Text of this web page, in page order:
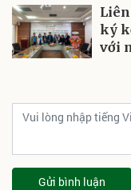
ký
với
Gửi bình luận